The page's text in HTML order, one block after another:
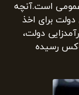
است.آنچه
برای اخذ
دولت،
رسیده